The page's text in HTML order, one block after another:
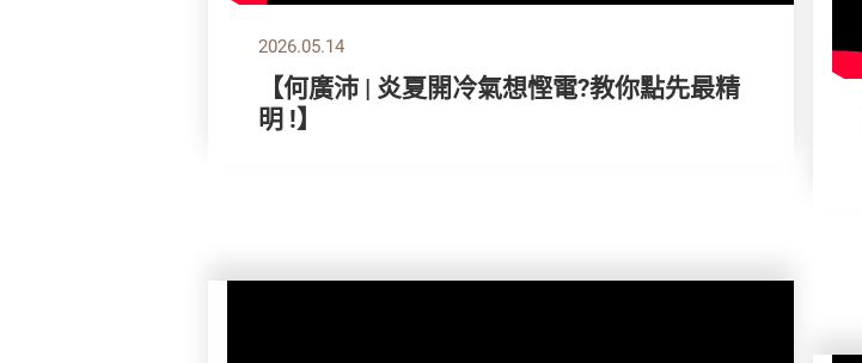
2026.05.14
【何廣沛 | 炎夏開冷氣想慳電?教你點先最精
明 !】